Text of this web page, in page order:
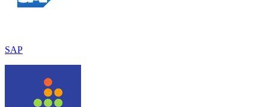
SAP